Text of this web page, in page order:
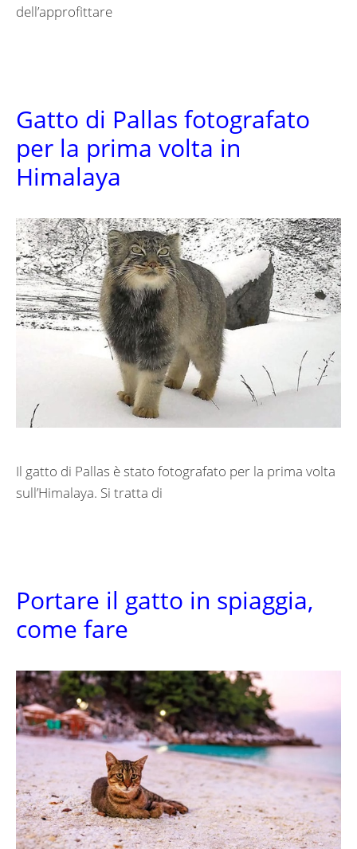
dell’approfittare
Gatto di Pallas fotografato
per la prima volta in
Himalaya
Il gatto di Pallas è stato fotografato per la prima volta
sull’Himalaya. Si tratta di
Portare il gatto in spiaggia,
come fare